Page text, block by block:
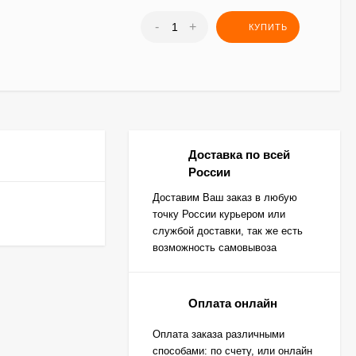
- + КУПИТЬ
Доставка по всей
России
Доставим Ваш заказ в любую
точку России курьером или
службой доставки, так же есть
возможность самовывоза
Оплата онлайн
Оплата заказа различными
способами: по счету, или онлайн